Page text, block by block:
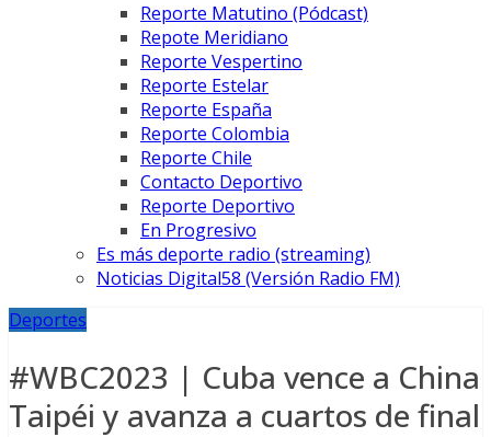
Reporte Matutino (Pódcast)
Repote Meridiano
Reporte Vespertino
Reporte Estelar
Reporte España
Reporte Colombia
Reporte Chile
Contacto Deportivo
Reporte Deportivo
En Progresivo
Es más deporte radio (streaming)
Noticias Digital58 (Versión Radio FM)
Deportes
#WBC2023 | Cuba vence a China
Taipéi y avanza a cuartos de final